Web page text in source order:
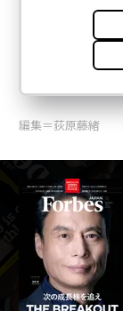
編集＝荻原藤緒